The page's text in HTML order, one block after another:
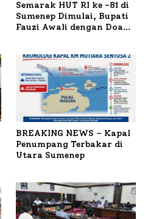
Semarak HUT RI ke -81 di
Sumenep Dimulai, Bupati
Fauzi Awali dengan Doa
BREAKING NEWS – Kapal
Penumpang Terbakar di
Utara Sumenep